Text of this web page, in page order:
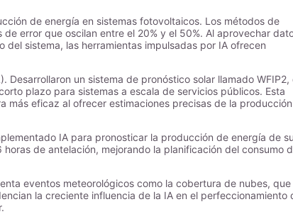
de energía en sistemas fotovoltaicos. Los métodos de
error que oscilan entre el 20% y el 50%. Al aprovechar
sistema, las herramientas impulsadas por IA ofrecen
Desarrollaron un sistema de pronóstico solar llamado WFIP2,
plazo para sistemas a escala de servicios públicos. Esta
más eficaz al ofrecer estimaciones precisas de la producción
IA para pronosticar la producción de energía de
de antelación, mejorando la planificación del consumo
eventos meteorológicos como la cobertura de nubes, que
la creciente influencia de la IA en el perfeccionamiento